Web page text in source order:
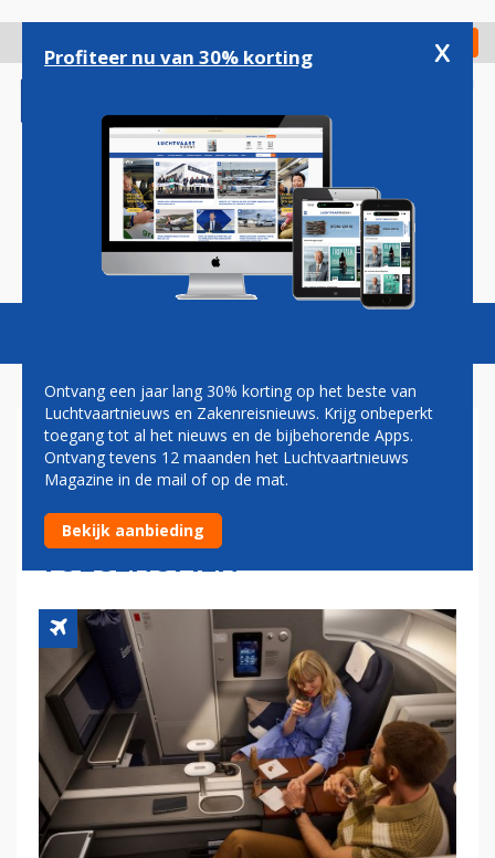
gaan
Check in
Magazine Podcasts Vacatures
LUXE VLIEGEN MAG WEER:
AANTAL BOEKINGEN VOOR
BUSINESS CLASS FLINK
TOEGENOMEN
Profiteer nu van 30% korting x
Ontvang een jaar lang 30% korting op het beste van
Luchtvaartnieuws en Zakenreisnieuws. Krijg onbeperkt
toegang tot al het nieuws en de bijbehorende Apps.
Ontvang tevens 12 maanden het Luchtvaartnieuws
Magazine in de mail of op de mat.
Bekijk aanbieding